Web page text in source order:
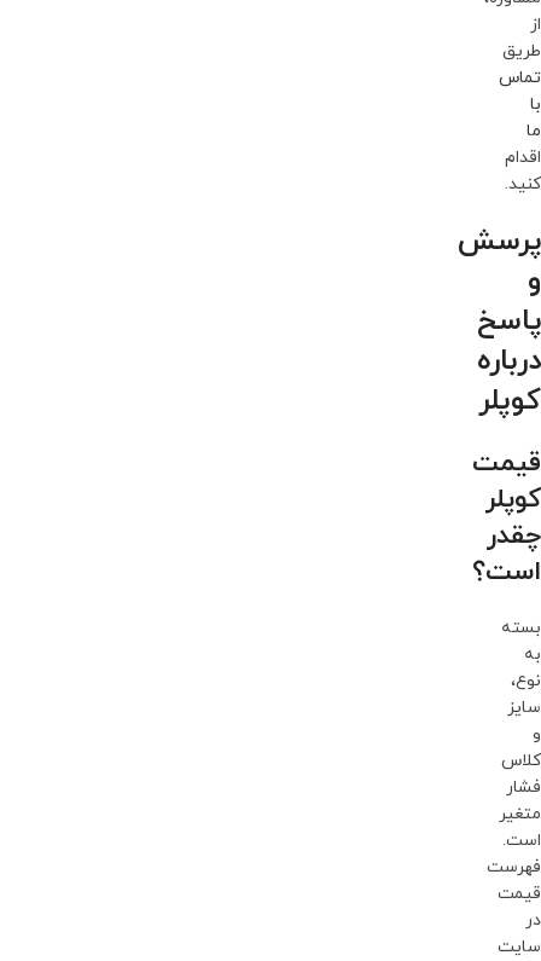
از
طریق
تماس
با
ما
اقدام
کنید.
پرسش
و
پاسخ
درباره
کوپلر
قیمت
کوپلر
چقدر
است؟
بسته
به
نوع،
سایز
و
کلاس
فشار
متغیر
است.
فهرست
قیمت
در
سایت